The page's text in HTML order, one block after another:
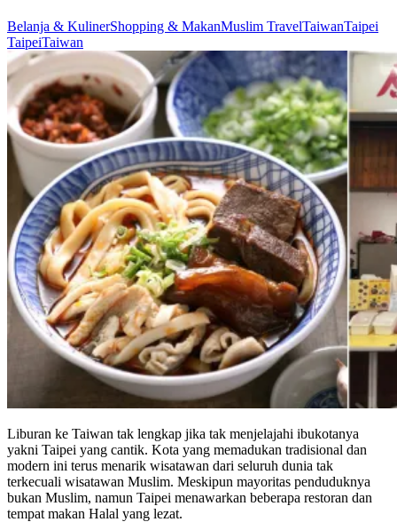
Belanja & KulinerShopping & MakanMuslim TravelTaiwanTaipei
TaipeiTaiwan
Liburan ke Taiwan tak lengkap jika tak menjelajahi ibukotanya
yakni Taipei yang cantik. Kota yang memadukan tradisional dan
modern ini terus menarik wisatawan dari seluruh dunia tak
terkecuali wisatawan Muslim. Meskipun mayoritas penduduknya
bukan Muslim, namun Taipei menawarkan beberapa restoran dan
tempat makan Halal yang lezat.